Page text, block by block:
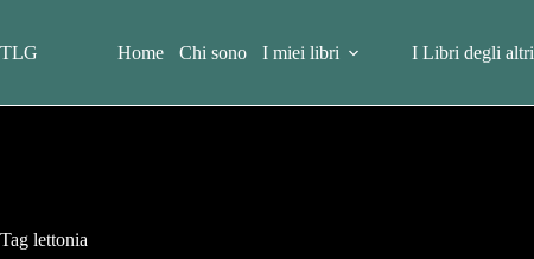
contenuto
TLG Home Chi sono I miei libri I Libri degli altri
Tag lettonia